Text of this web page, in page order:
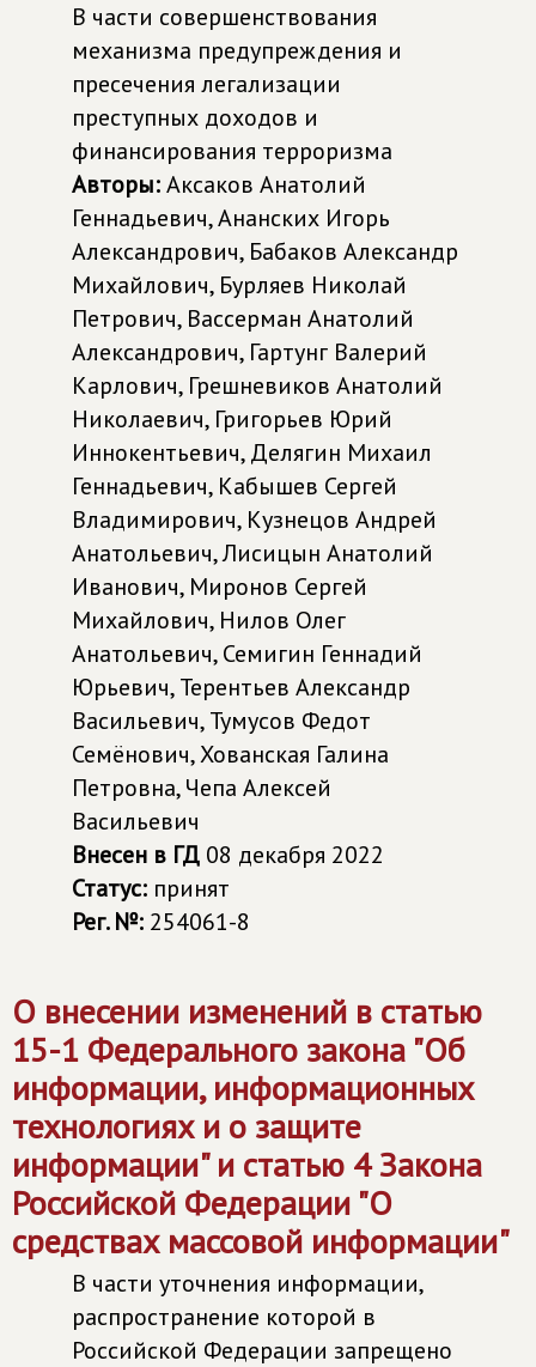
В части совершенствования
механизма предупреждения и
пресечения легализации
преступных доходов и
финансирования терроризма
Авторы:Аксаков Анатолий
Геннадьевич, Ананских Игорь
Александрович, Бабаков Александр
Михайлович, Бурляев Николай
Петрович, Вассерман Анатолий
Александрович, Гартунг Валерий
Карлович, Грешневиков Анатолий
Николаевич, Григорьев Юрий
Иннокентьевич, Делягин Михаил
Геннадьевич, Кабышев Сергей
Владимирович, Кузнецов Андрей
Анатольевич, Лисицын Анатолий
Иванович, Миронов Сергей
Михайлович, Нилов Олег
Анатольевич, Семигин Геннадий
Юрьевич, Терентьев Александр
Васильевич, Тумусов Федот
Семёнович, Хованская Галина
Петровна, Чепа Алексей
Васильевич
Внесен в ГД 08 декабря 2022
Статус: принят
Рег. №: 254061-8
О внесении изменений в статью
15-1 Федерального закона "Об
информации, информационных
технологиях и о защите
информации" и статью 4 Закона
Российской Федерации "О
средствах массовой информации"
В части уточнения информации,
распространение которой в
Российской Федерации запрещено